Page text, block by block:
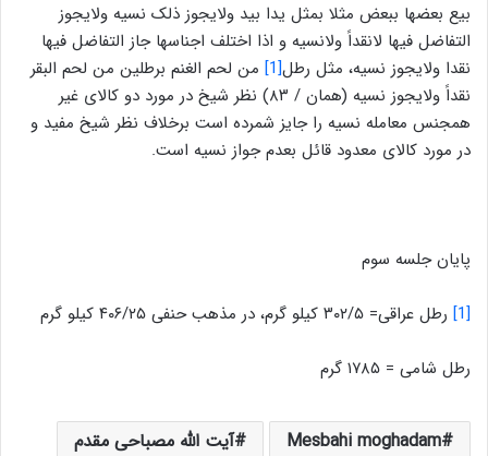
بیع بعضها ببعض مثلا بمثل یدا بید ولایجوز ذلک نسیه ولایجوز
التفاضل فیها لانقداً ولانسیه و اذا اختلف اجناسها جاز التفاضل فیها
نقدا ولایجوز نسیه، مثل رطل[1]
من لحم الغنم برطلین من لحم البقر
نقداً ولایجوز نسیه (همان / ۸۳) نظر شیخ در مورد دو کالای غیر
همجنس معامله نسیه را جایز شمرده است برخلاف نظر شیخ مفید و
در مورد کالای معدود قائل بعدم جواز نسیه است.
پایان جلسه سوم
[1] رطل عراقی= ۳۰۲/۵ کیلو گرم، در مذهب حنفی ۴۰۶/۲۵ کیلو گرم
رطل شامی = ۱۷۸۵ گرم
Mesbahi moghadam
آیت الله مصباحی مقدم